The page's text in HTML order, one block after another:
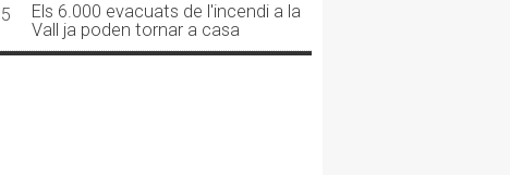
5
Els 6.000 evacuats de l'incendi a la
Vall ja poden tornar a casa